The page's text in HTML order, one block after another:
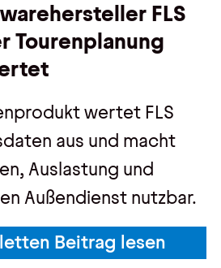
FLS
Tourenplanung
wertet FLS
aus und macht
Auslastung und
Außendienst nutzbar.
Beitrag lesen